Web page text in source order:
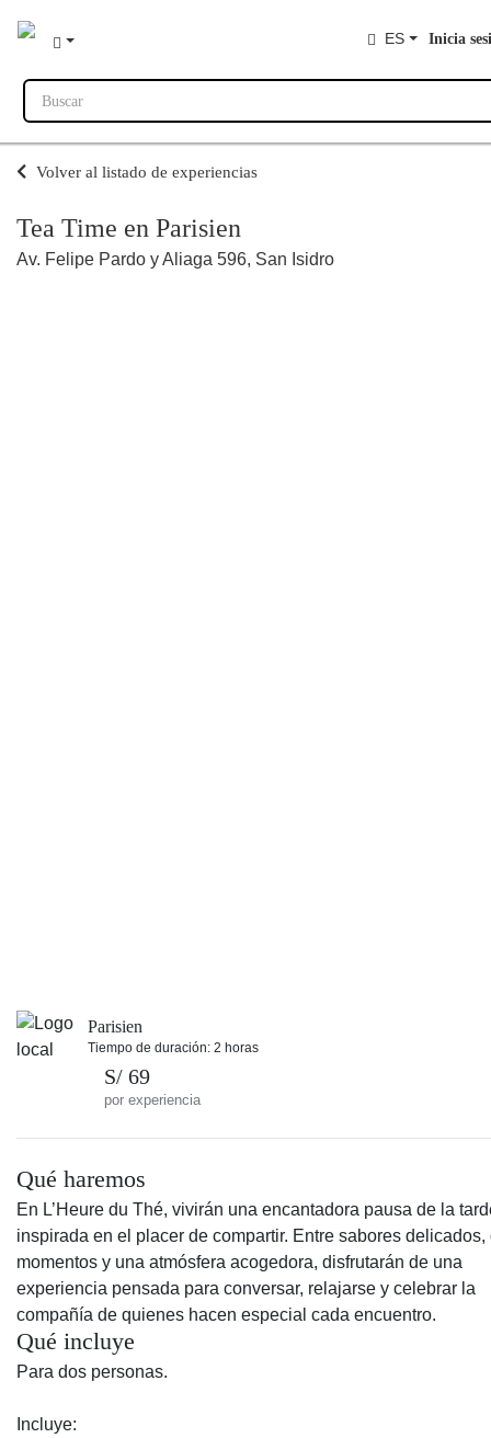
ES Inicia
Buscar
Volver al listado de experiencias
Tea Time en Parisien
Av. Felipe Pardo y Aliaga 596, San Isidro
Parisien
Tiempo de duración: 2 horas
S/ 69
por experiencia
Qué haremos
En L’Heure du Thé, vivirán una encantadora pausa de la
inspirada en el placer de compartir. Entre sabores delicados,
momentos y una atmósfera acogedora, disfrutarán de una
experiencia pensada para conversar, relajarse y celebrar la
compañía de quienes hacen especial cada encuentro.
Qué incluye
Para dos personas.
Incluye: